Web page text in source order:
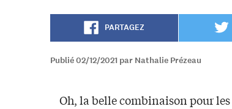
PARTAGEZ
Publié 02/12/2021 par Nathalie Prézeau
Oh, la belle combinaison pour les